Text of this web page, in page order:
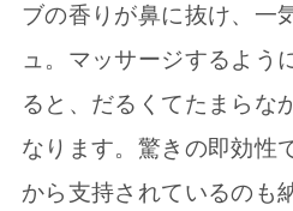
ブの香りが鼻に抜け、一
ュ。マッサージするよう
ると、だるくてたまらな
なります。驚きの即効性
から支持されているのも